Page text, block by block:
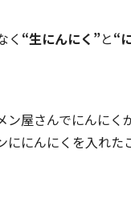
く “生にんにく”と“
ン屋さんでにんにく
ににんにくを入れた